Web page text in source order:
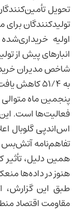
تحویل
تولیدکنندگان برای
اولیه
انبارهای پیش از
به ۵۱/۴
فعالیت‌ها است. این رقم
اس‌اندپی گلوبال
همین دلیل، تأثیر
هنوز در داده‌ها
طبق این گزارش،
مقاومت اقتصاد